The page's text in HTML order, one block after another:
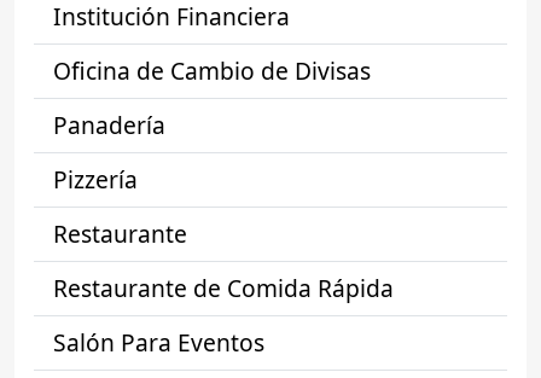
Institución Financiera
Oficina de Cambio de Divisas
Panadería
Pizzería
Restaurante
Restaurante de Comida Rápida
Salón Para Eventos